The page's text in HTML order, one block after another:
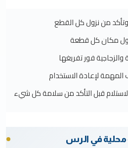
وتأكد من نزول كل القطع
مكان كل قطعة
فور تفريغها
المهمة لإعادة الاستخدام
قبل التأكد من سلامة كل شيء
محلية في الرس